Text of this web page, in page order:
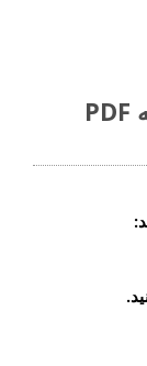
مراحل ساده برای تبدیل WEB به PDF